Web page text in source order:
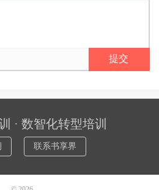
提交
· 数智化转型培训
联系书享界